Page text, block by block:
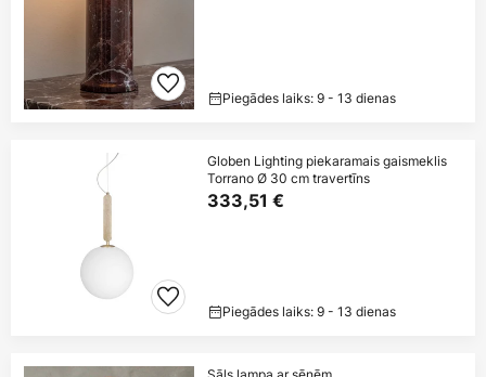
Piegādes laiks: 9 - 13 dienas
Globen Lighting piekaramais gaismeklis
Torrano Ø 30 cm travertīns
333,51 €
Piegādes laiks: 9 - 13 dienas